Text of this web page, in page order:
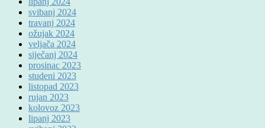
svibanj 2024
travanj 2024
ožujak 2024
veljača 2024
siječanj 2024
prosinac 2023
studeni 2023
listopad 2023
rujan 2023
kolovoz 2023
lipanj 2023